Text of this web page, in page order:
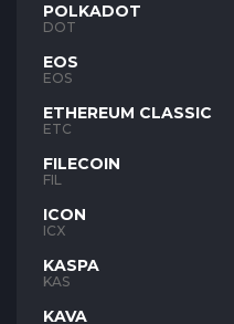
POLKADOT
DOT
EOS
EOS
ETHEREUM CLASSIC
ETC
FILECOIN
FIL
ICON
ICX
KASPA
KAS
KAVA